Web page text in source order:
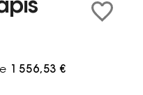
1 556,53 €